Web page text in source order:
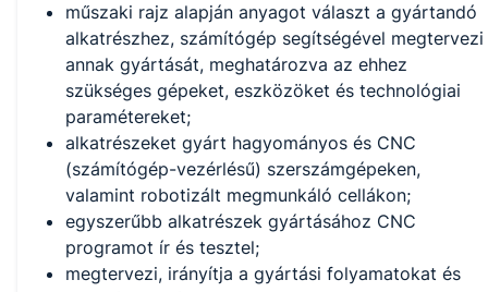
műszaki rajz alapján anyagot választ a gyártandó
alkatrészhez, számítógép segítségével megtervezi
annak gyártását, meghatározva az ehhez
szükséges gépeket, eszközöket és technológiai
paramétereket;
alkatrészeket gyárt hagyományos és CNC
(számítógép-vezérlésű) szerszámgépeken,
valamint robotizált megmunkáló cellákon;
egyszerűbb alkatrészek gyártásához CNC
programot ír és tesztel;
megtervezi, irányítja a gyártási folyamatokat és